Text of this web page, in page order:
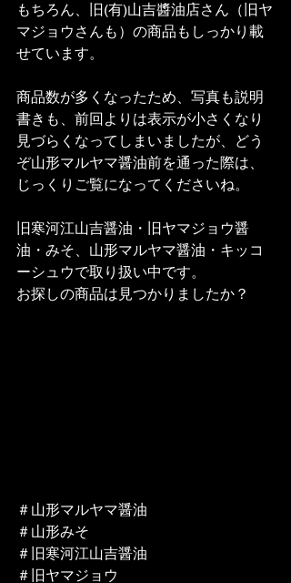
もちろん、旧(有)山吉醬油店さん（旧ヤ
マジョウさんも）の商品もしっかり載
せています。
商品数が多くなったため、写真も説明
書きも、前回よりは表示が小さくなり
見づらくなってしまいましたが、どう
ぞ山形マルヤマ醤油前を通った際は、
じっくりご覧になってくださいね。
旧寒河江山吉醤油・旧ヤマジョウ醤
油・みそ、山形マルヤマ醤油・キッコ
ーシュウで取り扱い中です。
お探しの商品は見つかりましたか？
＃山形マルヤマ醤油
＃山形みそ
＃旧寒河江山吉醤油
＃旧ヤマジョウ